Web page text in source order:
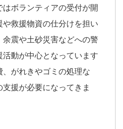
はボランティアの受付が開
救援物資の仕分けを担い
震や土砂災害などへの警
動が中心となっています
がれきやゴミの処理な
援が必要になってきま